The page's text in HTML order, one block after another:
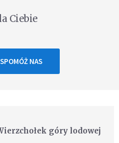
Ciebie
NAS
góry lodowej